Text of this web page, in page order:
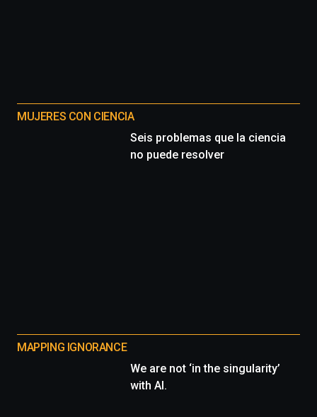
MUJERES CON CIENCIA
Seis problemas que la ciencia
no puede resolver
MAPPING IGNORANCE
We are not ‘in the singularity’
with AI.